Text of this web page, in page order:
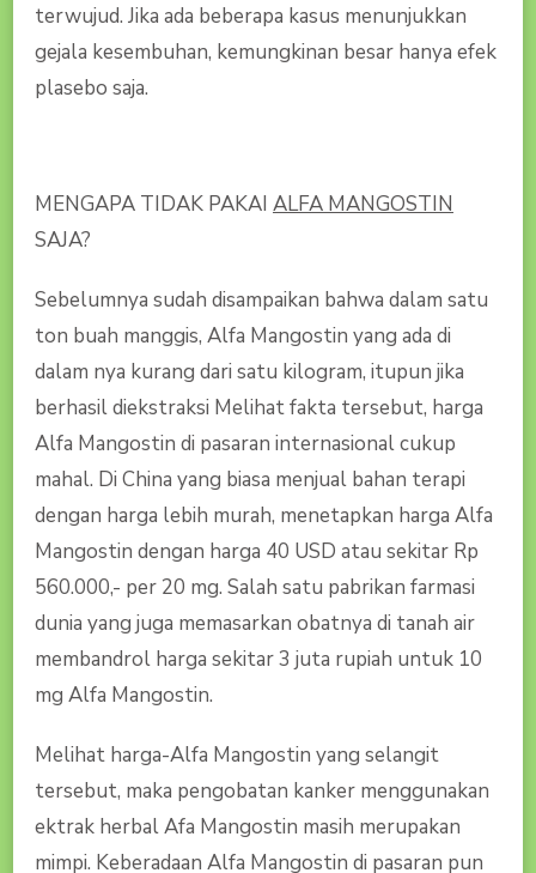
terwujud. Jika ada beberapa kasus menunjukkan
gejala kesembuhan, kemungkinan besar hanya efek
plasebo saja.
MENGAPA TIDAK PAKAI ALFA MANGOSTIN
SAJA?
Sebelumnya sudah disampaikan bahwa dalam satu
ton buah manggis, Alfa Mangostin yang ada di
dalam nya kurang dari satu kilogram, itupun jika
berhasil diekstraksi Melihat fakta tersebut, harga
Alfa Mangostin di pasaran internasional cukup
mahal. Di China yang biasa menjual bahan terapi
dengan harga lebih murah, menetapkan harga Alfa
Mangostin dengan harga 40 USD atau sekitar Rp
560.000,- per 20 mg. Salah satu pabrikan farmasi
dunia yang juga memasarkan obatnya di tanah air
membandrol harga sekitar 3 juta rupiah untuk 10
mg Alfa Mangostin.
Melihat harga-Alfa Mangostin yang selangit
tersebut, maka pengobatan kanker menggunakan
ektrak herbal Afa Mangostin masih merupakan
mimpi. Keberadaan Alfa Mangostin di pasaran pun